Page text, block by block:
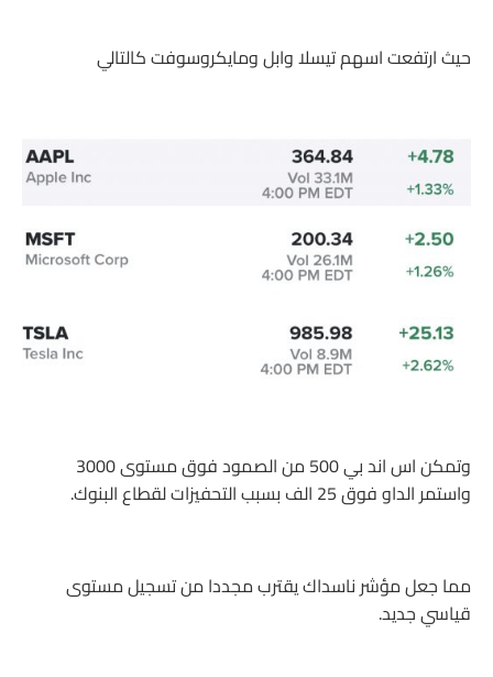
حيث ارتفعت اسهم تيسلا وابل ومايكروسوفت كالتالي
وتمكن اس اند بي 500 من الصمود فوق مستوى 3000
واستمر الداو فوق 25 الف بسبب التحفيزات لقطاع البنوك.
مما جعل مؤشر ناسداك يقترب مجددا من تسجيل مستوى
قياسي جديد.